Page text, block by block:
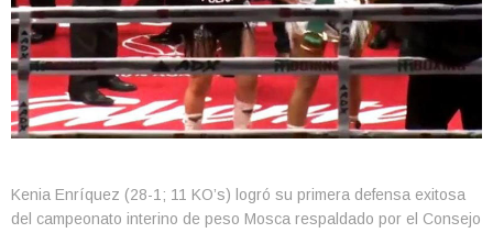
Kenia Enríquez (28-1; 11 KO’s) logró su primera defensa exitosa
del campeonato interino de peso Mosca respaldado por el Consejo